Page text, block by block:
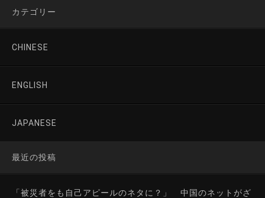
カテゴリー
CHINESE
ENGLISH
JAPANESE
最近の投稿
「被災者をも自己アピールのネタに？」 中国のネットがざ